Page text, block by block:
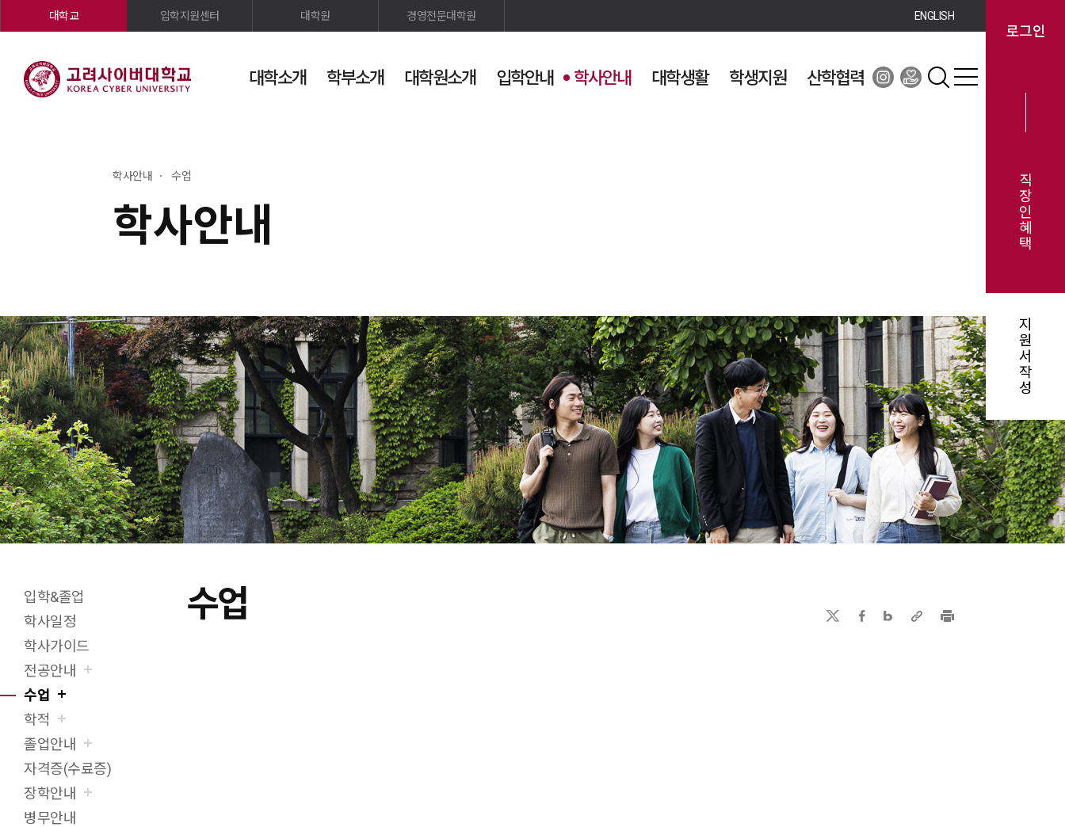
대학소개 학부소개 대학원소개 입학안내 학사안내 대학생활 학생지원 산학협력
인스타발전기금검색사이트맵
대학교 입학지원센터 대학원 경영전문대학원 ENGLISH
로그인
직
장
인
혜
택
지
원
서
작
성
학사안내
학사안내 수업
입학&졸업
학사일정
학사가이드
전공안내
수업
학적
졸업안내
자격증(수료증)
장학안내
병무안내
수업
X(트위터)페이스북